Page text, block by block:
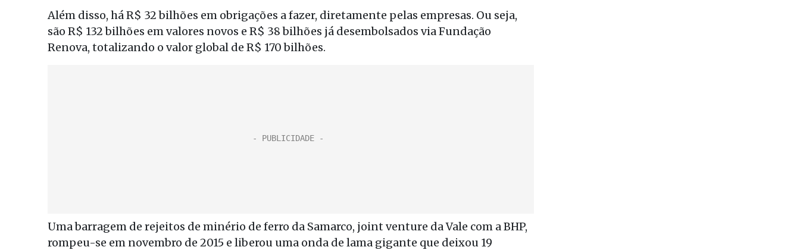
Além disso, há R$ 32 bilhões em obrigações a fazer, diretamente pelas empresas. Ou seja,
são R$ 132 bilhões em valores novos e R$ 38 bilhões já desembolsados via Fundação
Renova, totalizando o valor global de R$ 170 bilhões.
Uma barragem de rejeitos de minério de ferro da Samarco, joint venture da Vale com a BHP,
rompeu-se em novembro de 2015 e liberou uma onda de lama gigante que deixou 19